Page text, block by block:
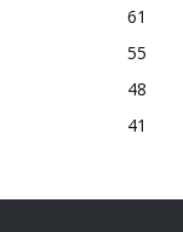
61
55
48
41